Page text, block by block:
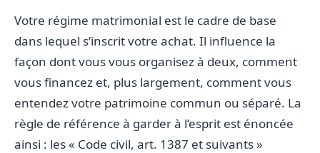
Votre régime matrimonial est le cadre de base
dans lequel s’inscrit votre achat. Il influence la
façon dont vous vous organisez à deux, comment
vous financez et, plus largement, comment vous
entendez votre patrimoine commun ou séparé. La
règle de référence à garder à l’esprit est énoncée
ainsi : les « Code civil, art. 1387 et suivants »